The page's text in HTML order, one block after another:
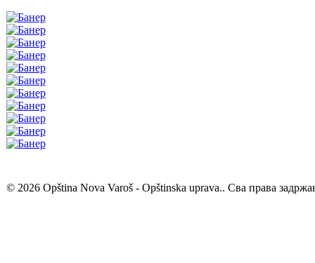
© 2026 Opština Nova Varoš - Opštinska uprava.. Сва права